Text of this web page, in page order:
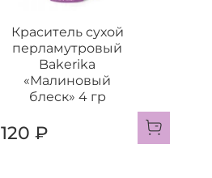
Краситель сухой
перламутровый
Bakerika
«Малиновый
блеск» 4 гр
120 ₽